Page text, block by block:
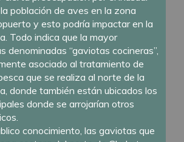
población de aves en la zona
y esto podría impactar en la
Todo indica que la mayor
denominadas “gaviotas cocineras”,
asociado al tratamiento de
que se realiza al norte de la
donde también están ubicados los
donde se arrojarían otros
conocimiento, las gaviotas que